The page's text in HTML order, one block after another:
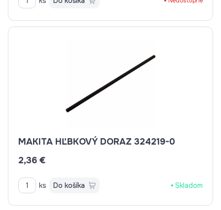
MAKITA HĽBKOVÝ DORAZ 324219-0
2,36 €
ks Do košíka Skladom